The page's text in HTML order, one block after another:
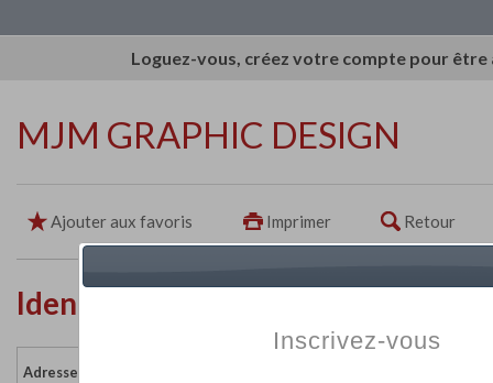
Loguez-vous, créez votre compte pour
MJM GRAPHIC DESIGN
Ajouter aux favoris Imprimer Retour
Identité de l'établissement
Adresse :
Inscrivez-vous